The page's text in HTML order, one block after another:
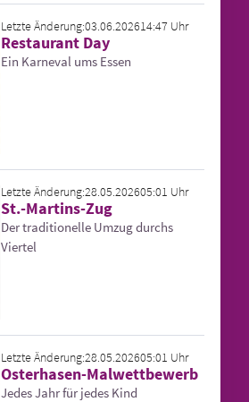
Letzte Änderung:03.06.202614:47 Uhr
Restaurant Day
Ein Karneval ums Essen
Letzte Änderung:28.05.202605:01 Uhr
St.-Martins-Zug
Der traditionelle Umzug durchs
Viertel
Letzte Änderung:28.05.202605:01 Uhr
Osterhasen-Malwettbewerb
Jedes Jahr für jedes Kind